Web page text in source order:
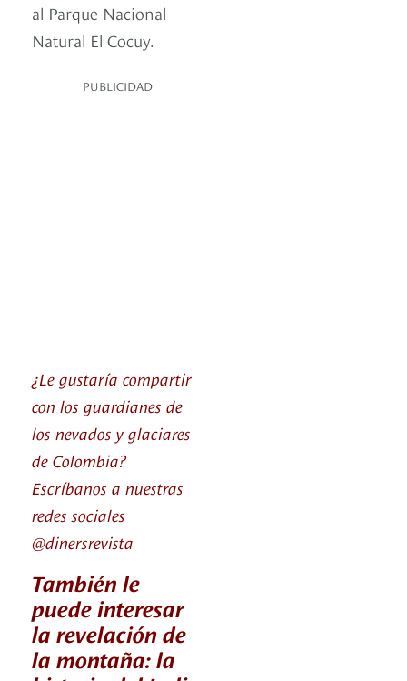
al Parque Nacional
Natural El Cocuy.
PUBLICIDAD
¿Le gustaría compartir
con los guardianes de
los nevados y glaciares
de Colombia?
Escríbanos a nuestras
redes sociales
@dinersrevista
También le
puede interesar
la revelación de
la montaña: la